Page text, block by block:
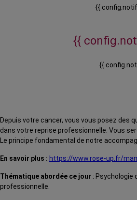
{{
{{
{{
Depuis votre cancer, vous vous posez des
dans votre reprise professionnelle. Vous
Le principe fondamental de notre
En savoir plus : https://www.rose-up.fr/
Thématique abordée ce jour : Psychologie
professionnelle.